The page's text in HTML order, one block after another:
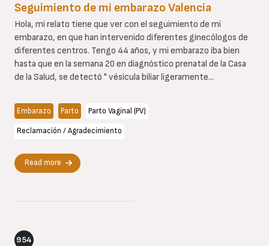
Seguimiento de mi embarazo Valencia
Hola, mi relato tiene que ver con el seguimiento de mi
embarazo, en que han intervenido diferentes ginecólogos de
diferentes centros. Tengo 44 años, y mi embarazo iba bien
hasta que en la semana 20 en diagnóstico prenatal de la Casa
de la Salud, se detectó " vésicula biliar ligeramente...
Embarazo Parto Parto Vaginal (PV)
Reclamación / Agradecimiento
Read more
954